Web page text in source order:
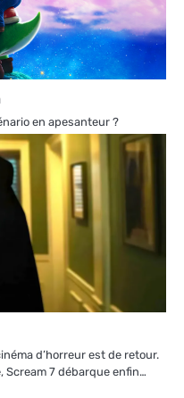
en apesanteur ?
d’horreur est de retour.
7 débarque enfin…